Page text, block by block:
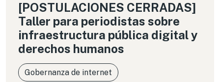
[POSTULACIONES CERRADAS]
Taller para periodistas sobre
infraestructura pública digital y
derechos humanos
Gobernanza de internet